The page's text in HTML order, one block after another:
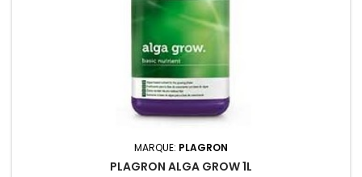
MARQUE: PLAGRON
PLAGRON ALGA GROW 1L